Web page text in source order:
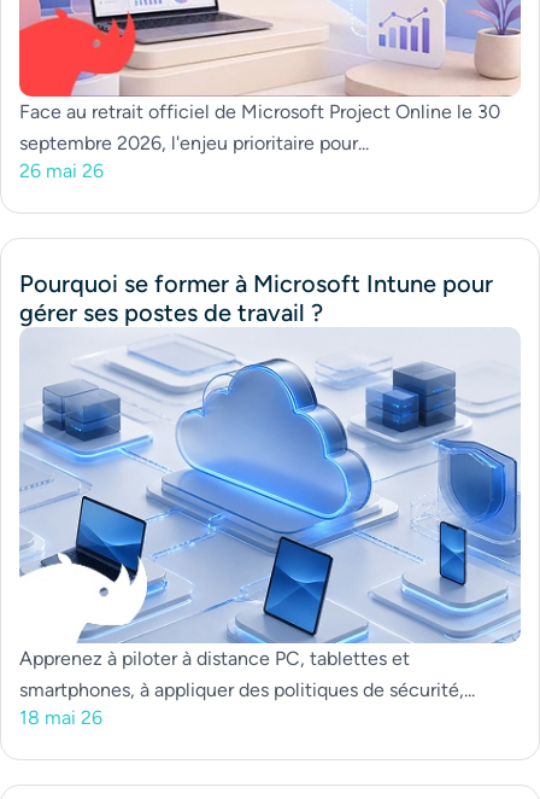
Face au retrait officiel de Microsoft Project Online le 30
septembre 2026, l'enjeu prioritaire pour...
26 mai 26
Pourquoi se former à Microsoft Intune pour
gérer ses postes de travail ?
Apprenez à piloter à distance PC, tablettes et
smartphones, à appliquer des politiques de sécurité,...
18 mai 26